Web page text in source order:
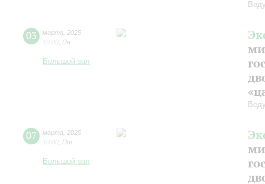
03 марта
2025
10:00 Пн
Большой зал
07 марта
2025
10:00 Пт
Большой зал